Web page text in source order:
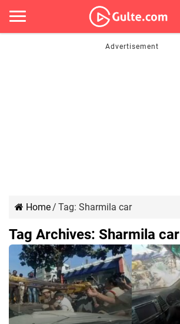
Home/ Tag: Sharmila car
Tag Archives: Sharmila car